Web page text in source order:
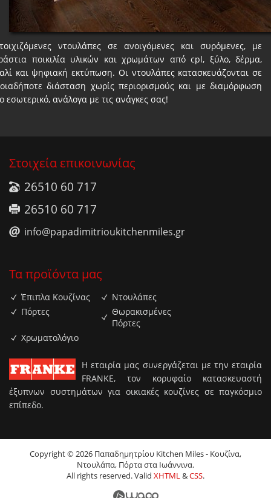
ντουλάπες σε ανοιγόμενες και συρόμενες, με
ποικιλία υλικών και χρωμάτων από cpl, ξύλο, δέρμα,
και ψηφιακή εκτύπωση. Οι ντουλάπες κατασκευάζονται σε
διάσταση χωρίς περιορισμούς και με διαμόρφωση
εσωτερικό, ανάλογα με τις ανάγκες σας!
Στοιχεία επικοινωνίας
26510 60 717
26510 60 717
info@papadimitrioukitchenmiles.gr
Τα προϊόντα μας
Έπιπλα Κουζίνας
Ντουλάπες
Πόρτες
Θωρακισμένες
Πόρτες
Χρωματολόγιο
H εταιρία μας συνεργάζεται με την εταιρία
FRANKE, τον κορυφαίο κατασκευαστή
έξυπνων συστημάτων για οικιακές κουζίνες σε παγκόσμιο
επίπεδο.
Copyright © 2026 Παπαδημητρίου Kitchen Miles - Κουζίνα,
Ντουλάπα, Πόρτα στα Ιωάννινα.
All rights reserved. Valid XHTML&CSS.